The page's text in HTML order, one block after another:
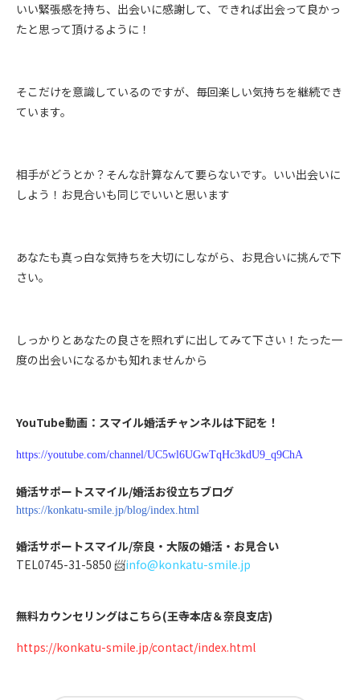
いい緊張感を持ち、出会いに感謝して、できれば出会って良かっ
たと思って頂けるように！
そこだけを意識しているのですが、毎回楽しい気持ちを継続でき
ています。
相手がどうとか？そんな計算なんて要らないです。いい出会いに
しよう！お見合いも同じでいいと思います
あなたも真っ白な気持ちを大切にしながら、お見合いに挑んで下
さい。
しっかりとあなたの良さを照れずに出してみて下さい！たった一
度の出会いになるかも知れませんから
YouTube動画：スマイル婚活チャンネルは下記を！
https://youtube.com/channel/UC5wl6UGwTqHc3kdU9_q9ChA
婚活サポートスマイル/婚活お役立ちブログ
https://konkatu-smile.jp/blog/index.html
婚活サポートスマイル/奈良・大阪の婚活・お見合い
TEL0745-31-5850 📨info@konkatu-smile.jp
無料カウンセリングはこちら(王寺本店＆奈良支店)
https://konkatu-smile.jp/contact/index.html